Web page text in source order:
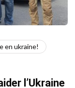
en ukraine!
l’Ukraine